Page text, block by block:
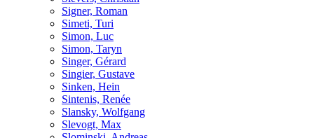
Signer, Roman
Simeti, Turi
Simon, Luc
Simon, Taryn
Singer, Gérard
Singier, Gustave
Sinken, Hein
Sintenis, Renée
Slansky, Wolfgang
Slevogt, Max